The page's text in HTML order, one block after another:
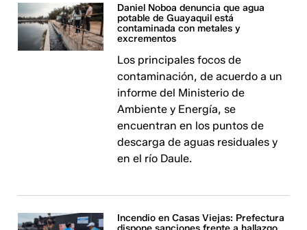
Daniel Noboa denuncia que agua
potable de Guayaquil está
contaminada con metales y
excrementos
Los principales focos de
contaminación, de acuerdo a un
informe del Ministerio de
Ambiente y Energía, se
encuentran en los puntos de
descarga de aguas residuales y
en el río Daule.
Incendio en Casas Viejas: Prefectura